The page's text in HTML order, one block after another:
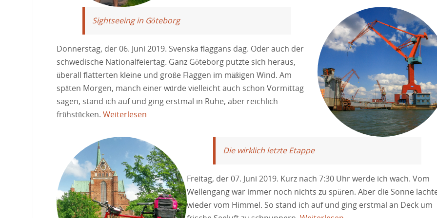
Sightseeing in Göteborg
Donnerstag, der 06. Juni 2019. Svenska flaggans dag. Oder auch der
schwedische Nationalfeiertag. Ganz Göteborg putzte sich heraus,
überall flatterten kleine und große Flaggen im mäßigen Wind. Am
späten Morgen, manch einer würde vielleicht auch schon Vormittag
sagen, stand ich auf und ging erstmal in Ruhe, aber reichlich
frühstücken. Weiterlesen
Die wirklich letzte Etappe
Freitag, der 07. Juni 2019. Kurz nach 7:30 Uhr werde ich wach. Vom
Wellengang war immer noch nichts zu spüren. Aber die Sonne
wieder vom Himmel. So stand ich auf und ging erstmal an Deck um